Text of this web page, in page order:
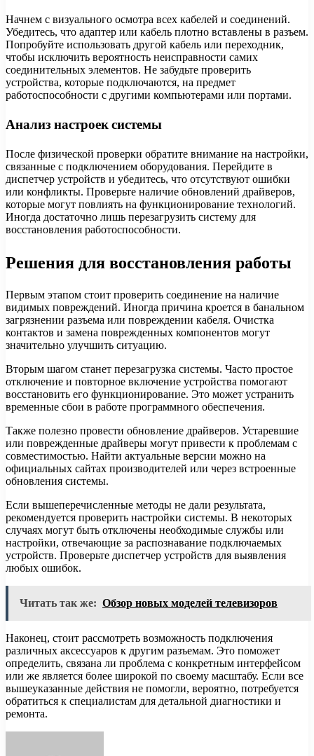
Начнем с визуального осмотра всех кабелей и соединений.
Убедитесь, что адаптер или кабель плотно вставлены в разъем.
Попробуйте использовать другой кабель или переходник,
чтобы исключить вероятность неисправности самих
соединительных элементов. Не забудьте проверить
устройства, которые подключаются, на предмет
работоспособности с другими компьютерами или портами.
Анализ настроек системы
После физической проверки обратите внимание на настройки,
связанные с подключением оборудования. Перейдите в
диспетчер устройств и убедитесь, что отсутствуют ошибки
или конфликты. Проверьте наличие обновлений драйверов,
которые могут повлиять на функционирование технологий.
Иногда достаточно лишь перезагрузить систему для
восстановления работоспособности.
Решения для восстановления работы
Первым этапом стоит проверить соединение на наличие
видимых повреждений. Иногда причина кроется в банальном
загрязнении разъема или повреждении кабеля. Очистка
контактов и замена поврежденных компонентов могут
значительно улучшить ситуацию.
Вторым шагом станет перезагрузка системы. Часто простое
отключение и повторное включение устройства помогают
восстановить его функционирование. Это может устранить
временные сбои в работе программного обеспечения.
Также полезно провести обновление драйверов. Устаревшие
или поврежденные драйверы могут привести к проблемам с
совместимостью. Найти актуальные версии можно на
официальных сайтах производителей или через встроенные
обновления системы.
Если вышеперечисленные методы не дали результата,
рекомендуется проверить настройки системы. В некоторых
случаях могут быть отключены необходимые службы или
настройки, отвечающие за распознавание подключаемых
устройств. Проверьте диспетчер устройств для выявления
любых ошибок.
Читать так же: Обзор новых моделей телевизоров
Наконец, стоит рассмотреть возможность подключения
различных аксессуаров к другим разъемам. Это поможет
определить, связана ли проблема с конкретным интерфейсом
или же является более широкой по своему масштабу. Если все
вышеуказанные действия не помогли, вероятно, потребуется
обратиться к специалистам для детальной диагностики и
ремонта.